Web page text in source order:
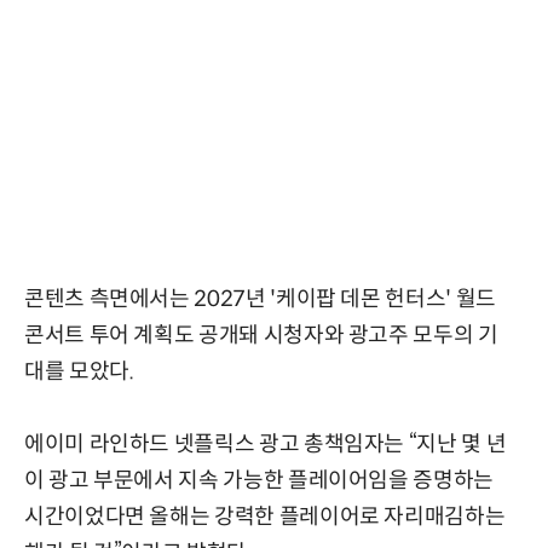
콘텐츠 측면에서는 2027년 '케이팝 데몬 헌터스' 월드
콘서트 투어 계획도 공개돼 시청자와 광고주 모두의 기
대를 모았다.
에이미 라인하드 넷플릭스 광고 총책임자는 “지난 몇 년
이 광고 부문에서 지속 가능한 플레이어임을 증명하는
시간이었다면 올해는 강력한 플레이어로 자리매김하는